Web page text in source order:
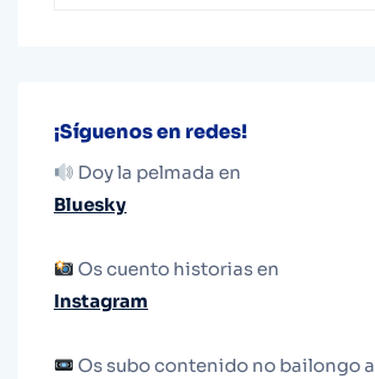
¡Síguenos en redes!
Doy la pelmada en
Bluesky
Os cuento historias en
Instagram
Os subo contenido no bailongo a